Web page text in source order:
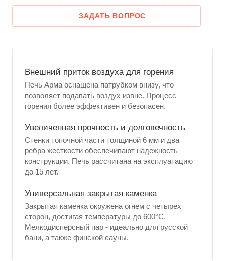
ЗАДАТЬ ВОПРОС
Внешний приток воздуха для горения
Печь Арма оснащена патрубком внизу, что
позволяет подавать воздух извне. Процесс
горения более эффективен и безопасен.
Увеличенная прочность и долговечность
Стенки топочной части толщиной 6 мм и два
ребра жесткости обеспечивают надежность
конструкции. Печь рассчитана на эксплуатацию
до 15 лет.
Универсальная закрытая каменка
Закрытая каменка окружена огнем с четырех
сторон, достигая температуры до 600°C.
Мелкодисперсный пар - идеально для русской
бани, а также финской сауны.